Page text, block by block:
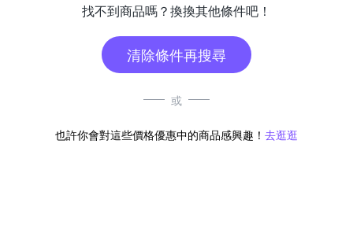
找不到商品嗎？換換其他條件吧！
清除條件再搜尋
或
也許你會對這些價格優惠中的商品感興趣！ 去逛逛